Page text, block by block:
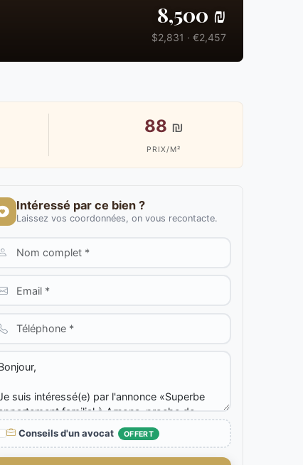
8,500 ₪
$2,831 · €2,457
88 ₪
PRIX/M²
Intéressé par ce bien ?
Laissez vos coordonnées, on vous recontacte.
Conseils d'un avocat OFFERT